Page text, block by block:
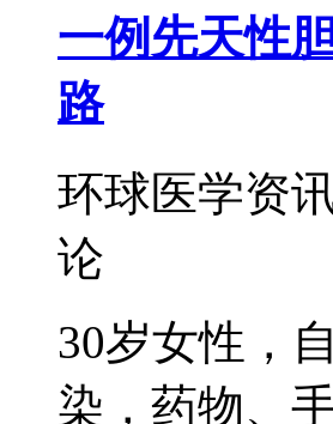
一例先天性
路
环球医学资
论
30岁女性，
染，药物、